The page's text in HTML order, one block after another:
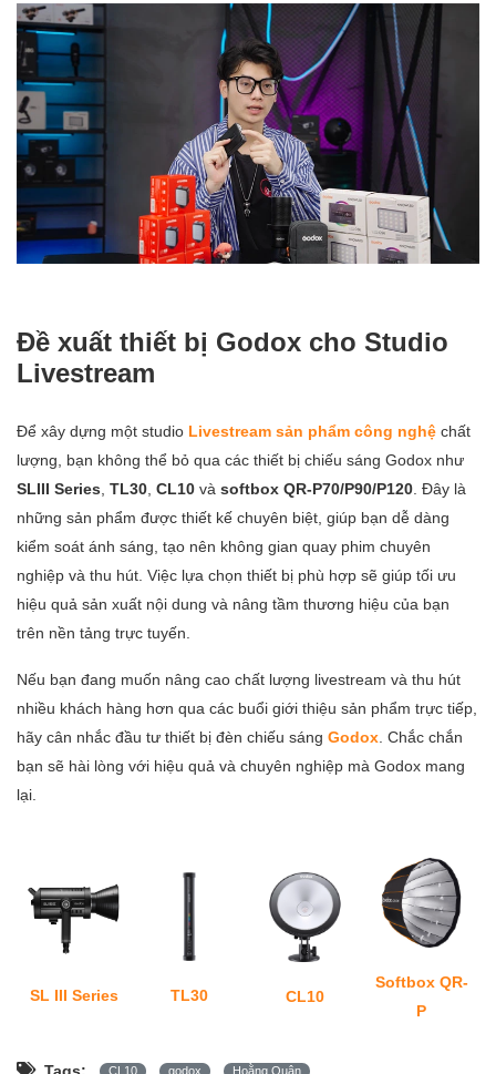
Đề xuất thiết bị Godox cho Studio
Livestream
Để xây dựng một studio Livestream sản phẩm công nghệ chất
lượng, bạn không thể bỏ qua các thiết bị chiếu sáng Godox như
SLIII Series TL30 CL10 và softbox QR-P70/P90/P120 . Đây là
những sản phẩm được thiết kế chuyên biệt, giúp bạn dễ dàng
kiểm soát ánh sáng, tạo nên không gian quay phim chuyên
nghiệp và thu hút. Việc lựa chọn thiết bị phù hợp sẽ giúp tối ưu
hiệu quả sản xuất nội dung và nâng tầm thương hiệu của bạn
trên nền tảng trực tuyến.
Nếu bạn đang muốn nâng cao chất lượng livestream và thu hút
nhiều khách hàng hơn qua các buổi giới thiệu sản phẩm trực tiếp,
hãy cân nhắc đầu tư thiết bị đèn chiếu sáng Godox . Chắc chắn
bạn sẽ hài lòng với hiệu quả và chuyên nghiệp mà Godox mang
lại.
SL III Series TL30 CL10
Softbox QR-
P
Tags: CL10 godox Hoằng Quân